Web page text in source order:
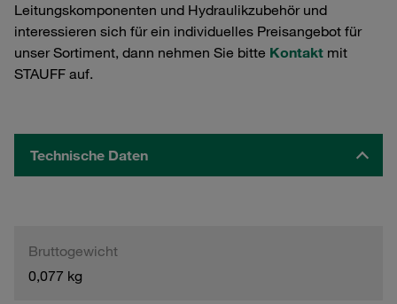
Leitungskomponenten und Hydraulikzubehör und
interessieren sich für ein individuelles Preisangebot für
unser Sortiment, dann nehmen Sie bitte Kontakt mit
STAUFF auf.
Technische Daten
Bruttogewicht
0,077 kg